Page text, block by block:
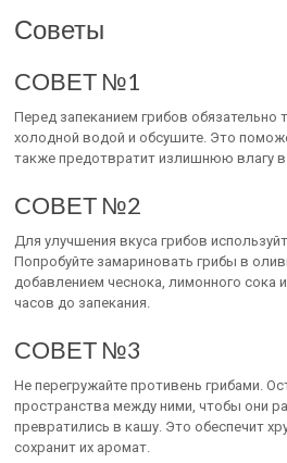
Советы
СОВЕТ №1
Перед запеканием грибов обязательно
холодной водой и обсушите. Это
также предотвратит излишнюю влагу в
СОВЕТ №2
Для улучшения вкуса грибов
Попробуйте замариновать грибы в
добавлением чеснока, лимонного сока
часов до запекания.
СОВЕТ №3
Не перегружайте противень грибами.
пространства между ними, чтобы они
превратились в кашу. Это обеспечит
сохранит их аромат.